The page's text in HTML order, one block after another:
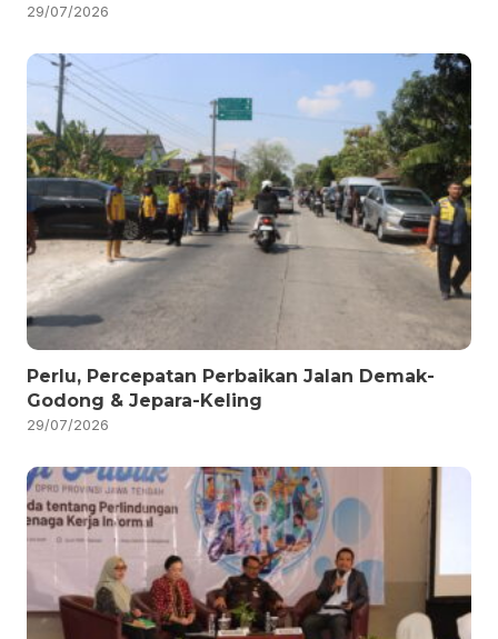
29/07/2026
Perlu, Percepatan Perbaikan Jalan Demak-
Godong & Jepara-Keling
29/07/2026